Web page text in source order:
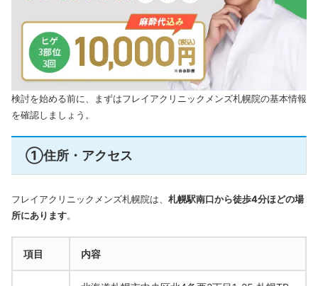
検討を始める前に、まずはフレイアクリニックメンズ札幌院の基本情報
を確認しましょう。
①住所・アクセス
フレイアクリニックメンズ札幌院は、 札幌駅南口から徒歩4分ほどの場
所にあります。
項目 内容